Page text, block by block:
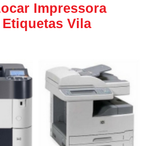
Impressora
Vila